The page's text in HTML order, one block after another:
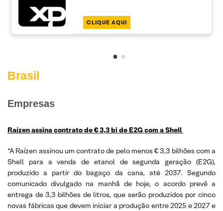
CLIQUE AQUI
Brasil
Empresas
Raízen assina contrato de € 3,3 bi de E2G com a Shell
“A Raízen assinou um contrato de pelo menos € 3,3 bilhões com a
Shell para a venda de etanol de segunda geração (E2G),
produzido a partir do bagaço da cana, até 2037. Segundo
comunicado divulgado na manhã de hoje, o acordo prevê a
entrega de 3,3 bilhões de litros, que serão produzidos por cinco
novas fábricas que devem iniciar a produção entre 2025 e 2027 e